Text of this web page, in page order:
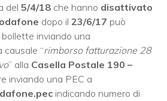
del 5/4/18 che hanno disattivato
dopo il 23/6/17 può
inviando una
causale “rimborso fatturazione 28
” alla Casella Postale 190 –
inviando una PEC a
indicando numero di